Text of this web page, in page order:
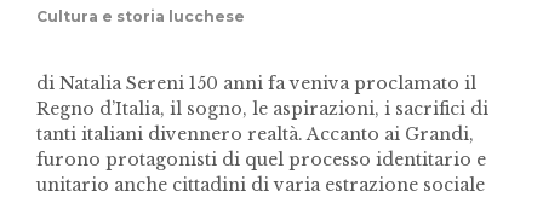
Cultura e storia lucchese
di Natalia Sereni 150 anni fa veniva proclamato il
Regno d’Italia, il sogno, le aspirazioni, i sacrifici di
tanti italiani divennero realtà. Accanto ai Grandi,
furono protagonisti di quel processo identitario e
unitario anche cittadini di varia estrazione sociale